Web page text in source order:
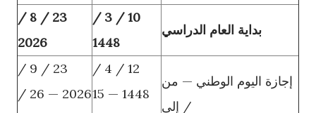
بداية العام الدراسي
10 / 3 /
1448
23 / 8 /
2026
إجازة اليوم الوطني — من
/ إلى
12 / 4 /
1448 — 15
23 / 9 /
2026 — 26 /